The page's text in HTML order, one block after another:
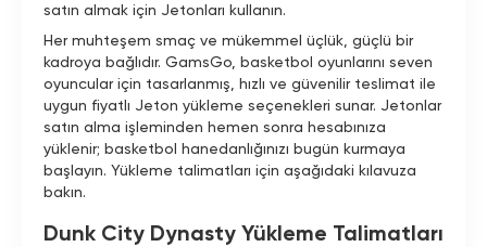
satın almak için Jetonları kullanın.
Her muhteşem smaç ve mükemmel üçlük, güçlü bir
kadroya bağlıdır. GamsGo, basketbol oyunlarını seven
oyuncular için tasarlanmış, hızlı ve güvenilir teslimat ile
uygun fiyatlı Jeton yükleme seçenekleri sunar. Jetonlar
satın alma işleminden hemen sonra hesabınıza
yüklenir; basketbol hanedanlığınızı bugün kurmaya
başlayın. Yükleme talimatları için aşağıdaki kılavuza
bakın.
Dunk City Dynasty Yükleme Talimatları